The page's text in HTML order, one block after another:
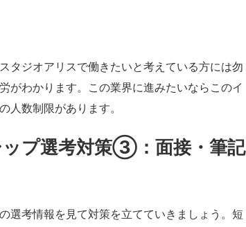
タジオアリスで働きたいと考えている方には勿
がわかります。この業界に進みたいならこのイ
人数制限があります。
プ選考対策③：面接・筆記
選考情報を見て対策を立てていきましょう。短